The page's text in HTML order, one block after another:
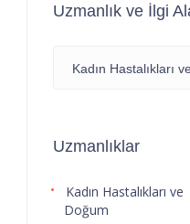
Uzmanlık ve İlgi
Kadın Hastalıkları
Uzmanlıklar
Kadın Hastalıkları ve
Doğum